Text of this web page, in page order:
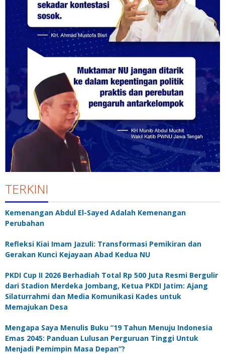
TERKINI
Kemenangan Abdul El-Sayed Adalah Kemenangan
Perubahan
Refleksi Kiai Imam Jazuli: Transformasi Pemikiran dan
Gerakan Kunci Kejayaan Abad Kedua NU
PKDI Cup II 2026 Berhadiah Total Rp 500 Juta Resmi Bergulir
dari Stadion Merdeka Jombang, Ketua PKDI Jatim: Ajang
Silaturrahmi dan Media Komunikasi Kades untuk
Memajukan Desa
Mengapa Saya Menulis Buku “19 Tahun Menuju Indonesia
Emas 2045: Panduan Lulusan Perguruan Tinggi Untuk
Menjadi Pemimpin Masa Depan”?